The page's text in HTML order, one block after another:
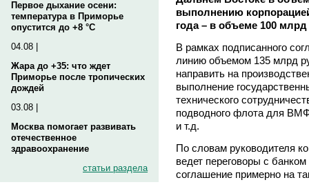
Первое дыхание осени:
температура в Приморье
опустится до +8 °C
04.08 |
Жара до +35: что ждет
Приморье после тропических
дождей
03.08 |
Москва помогает развивать
отечественное
здравоохранение
статьи раздела
выполнению
года – в объеме 100
В рамках подписанного
линию объемом 135 млрд
направить на
выполнение
технического
подводного флота для
и т.д.
По словам руководителя
ведет переговоры с
соглашение примерно на